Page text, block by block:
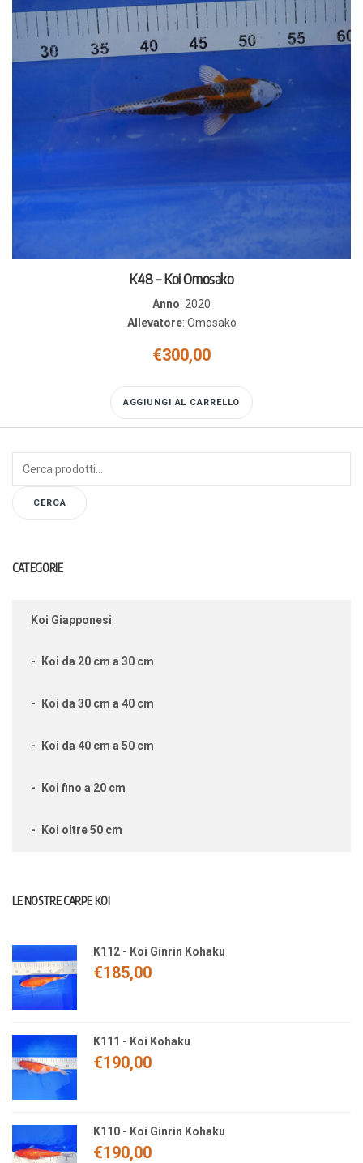
K48 – Koi Omosako
Anno: 2020
Allevatore: Omosako
€300,00
AGGIUNGI AL CARRELLO
CERCA
CATEGORIE
Koi Giapponesi
Koi da 20 cm a 30 cm
Koi da 30 cm a 40 cm
Koi da 40 cm a 50 cm
Koi fino a 20 cm
Koi oltre 50 cm
LE NOSTRE CARPE KOI
K112 - Koi Ginrin Kohaku
€185,00
K111 - Koi Kohaku
€190,00
K110 - Koi Ginrin Kohaku
€190,00